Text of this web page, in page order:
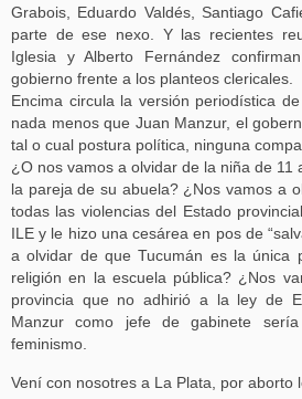
Grabois, Eduardo Valdés, Santiago
parte de ese nexo. Y las recientes
Iglesia y Alberto Fernández
gobierno frente a los planteos clericales.
Encima circula la versión periodística
nada menos que Juan Manzur, el
tal o cual postura política, ninguna
¿O nos vamos a olvidar de la niña de 11
la pareja de su abuela? ¿Nos vamos a
todas las violencias del Estado
ILE y le hizo una cesárea en pos de
a olvidar de que Tucumán es la única
religión en la escuela pública? ¿Nos
provincia que no adhirió a la ley de
Manzur como jefe de gabinete
feminismo.
Vení con nosotres a La Plata, por aborto